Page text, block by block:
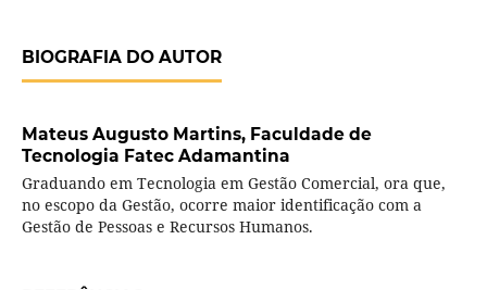
BIOGRAFIA DO AUTOR
Mateus Augusto Martins, Faculdade de
Tecnologia Fatec Adamantina
Graduando em Tecnologia em Gestão Comercial, ora que,
no escopo da Gestão, ocorre maior identificação com a
Gestão de Pessoas e Recursos Humanos.